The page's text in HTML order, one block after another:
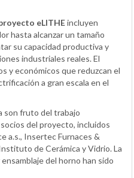
eLITHEincluyen
hasta alcanzar un tamaño
su capacidad productiva y
industriales reales. El
y económicos que reduzcan el
a gran escala en el
son fruto del trabajo
del proyecto, incluidos
a.s., Insertec Furnaces &
de Cerámica y Vidrio. La
del horno han sido